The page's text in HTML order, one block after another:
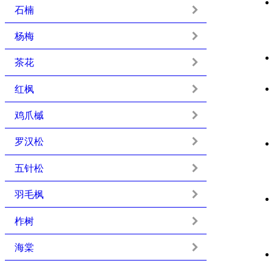
石楠
杨梅
茶花
红枫
鸡爪槭
罗汉松
五针松
羽毛枫
柞树
海棠